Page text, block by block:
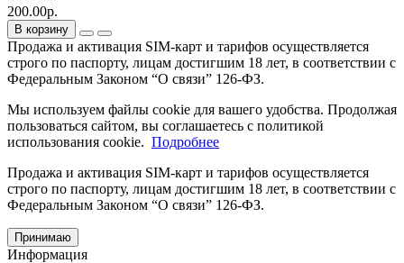
200.00р.
В корзину
Продажа и активация SIM-карт и тарифов осуществляется
строго по паспорту, лицам достигшим 18 лет, в соответствии с
Федеральным Законом “О связи” 126-ФЗ.
Мы используем файлы cookie для вашего удобства. Продолжая
пользоваться сайтом, вы соглашаетесь с политикой
использования cookie. Подробнее
Продажа и активация SIM-карт и тарифов осуществляется
строго по паспорту, лицам достигшим 18 лет, в соответствии с
Федеральным Законом “О связи” 126-ФЗ.
Принимаю
Информация